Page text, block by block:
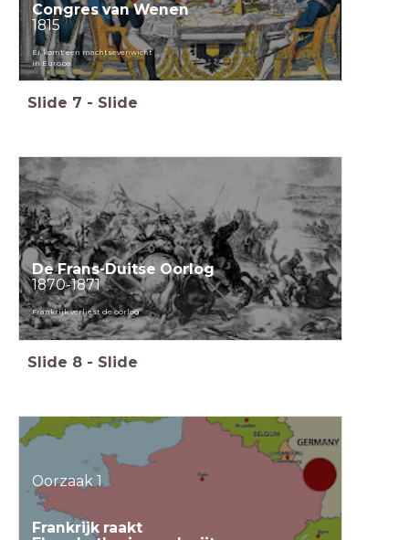
Congres van Wenen
1815
Er komt een machtsevenwicht
in Europa
Slide 7 - Slide
De Frans-Duitse Oorlog
1870-1871
Frankrijk verliest de oorlog
Slide 8 - Slide
Oorzaak 1
Frankrijk raakt